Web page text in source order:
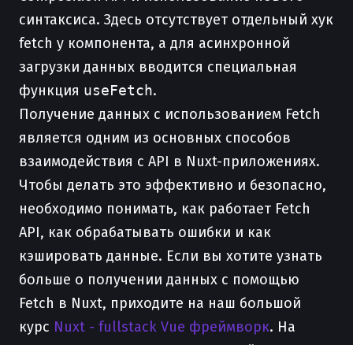
синтаксиса. Здесь отсутствует отдельный хук
fetch у компонента, а для асинхронной
загрузки данных вводится специальная
функция useFetch.
Получение данных с использованием Fetch
является одним из основных способов
взаимодействия с API в Nuxt-приложениях.
Чтобы делать это эффективно и безопасно,
необходимо понимать, как работает Fetch
API, как обрабатывать ошибки и как
кэшировать данные. Если вы хотите узнать
больше о получении данных с помощью
Fetch в Nuxt, приходите на наш большой
курс Nuxt - fullstack Vue фреймворк. На